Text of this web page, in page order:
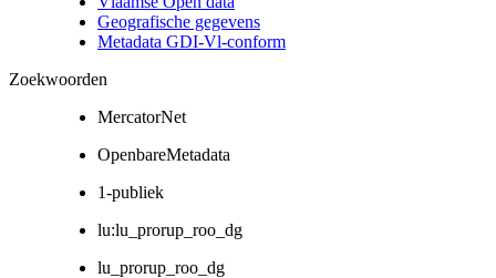
Geografische gegevens
Metadata GDI-Vl-conform
Zoekwoorden
MercatorNet
OpenbareMetadata
1-publiek
lu:lu_prorup_roo_dg
lu_prorup_roo_dg